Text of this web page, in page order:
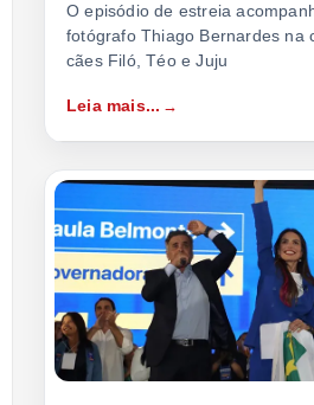
O episódio de estreia
fotógrafo Thiago Bernardes na
cães Filó, Téo e Juju
Leia mais...